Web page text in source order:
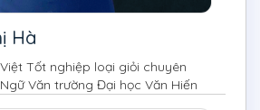
Hà
Tốt nghiệp loại giỏi chuyên
Văn trường Đại học Văn Hiến